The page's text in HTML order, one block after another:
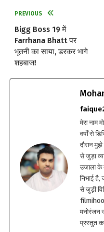
PREVIOUS
Bigg Boss 19 में
Farrhana Bhatt पर
भूतनी का साया, डरकर भागे
शहबाज!
मेरा नाम
वर्षों से
दौरान
से जुड़ा
उजाला के
निभाई है,
से जुड़ी
मनोरंजन
प्रस्तुत